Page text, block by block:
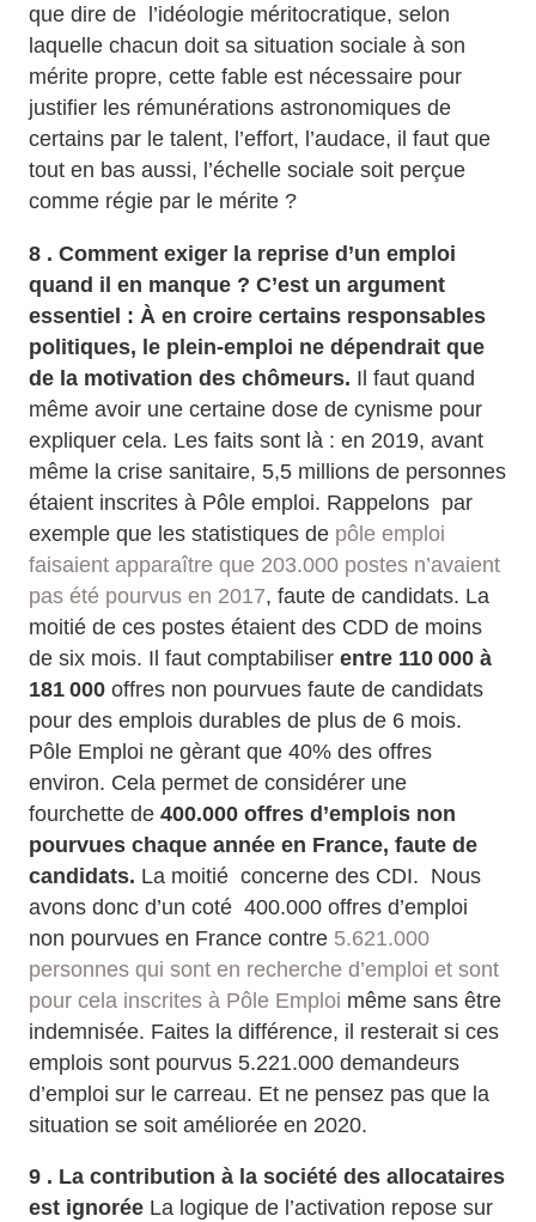
que dire de l’idéologie méritocratique, selon
laquelle chacun doit sa situation sociale à son
mérite propre, cette fable est nécessaire pour
justifier les rémunérations astronomiques de
certains par le talent, l’effort, l’audace, il faut que
tout en bas aussi, l’échelle sociale soit perçue
comme régie par le mérite ?
8 . Comment exiger la reprise d’un emploi
quand il en manque ? C’est un argument
essentiel : À en croire certains responsables
politiques, le plein-emploi ne dépendrait que
de la motivation des chômeurs. Il faut quand
même avoir une certaine dose de cynisme pour
expliquer cela. Les faits sont là : en 2019, avant
même la crise sanitaire, 5,5 millions de personnes
étaient inscrites à Pôle emploi. Rappelons par
exemple que les statistiques de pôle emploi
faisaient apparaître que 203.000 postes n’avaient
pas été pourvus en 2017, faute de candidats. La
moitié de ces postes étaient des CDD de moins
de six mois. Il faut comptabiliser entre 110 000 à
181 000 offres non pourvues faute de candidats
pour des emplois durables de plus de 6 mois.
Pôle Emploi ne gèrant que 40% des offres
environ. Cela permet de considérer une
fourchette de 400.000 offres d’emplois non
pourvues chaque année en France, faute de
candidats. La moitié concerne des CDI. Nous
avons donc d’un coté 400.000 offres d’emploi
non pourvues en France contre 5.621.000
personnes qui sont en recherche d’emploi et sont
pour cela inscrites à Pôle Emploi même sans être
indemnisée. Faites la différence, il resterait si ces
emplois sont pourvus 5.221.000 demandeurs
d’emploi sur le carreau. Et ne pensez pas que la
situation se soit améliorée en 2020.
9 . La contribution à la société des allocataires
est ignorée La logique de l’activation repose sur